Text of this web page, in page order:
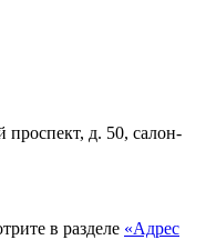
д. 50, салон-
в разделе «Адрес